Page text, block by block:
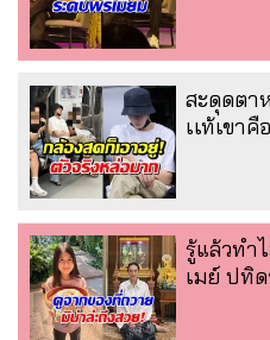
สะดุดตา
เเท้เขา
รู้แล้วทำ
เมย์ ปทิ